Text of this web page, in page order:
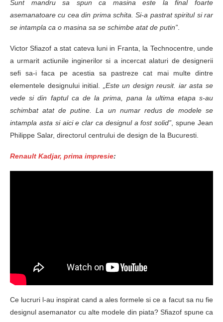
Sunt mandru sa spun ca masina este la final foarte
asemanatoare cu cea din prima schita. Si-a pastrat spiritul si rar
se intampla ca o masina sa se schimbe atat de putin”.
Victor Sfiazof a stat cateva luni in Franta, la Technocentre, unde
a urmarit actiunile inginerilor si a incercat alaturi de designerii
sefi sa-i faca pe acestia sa pastreze cat mai multe dintre
elementele designului initial. „Este un design reusit. iar asta se
vede si din faptul ca de la prima, pana la ultima etapa s-au
schimbat atat de putine. La un numar redus de modele se
intampla asta si aici e clar ca designul a fost solid”, spune Jean
Philippe Salar, directorul centrului de design de la Bucuresti.
Renault Kadjar, prima impresie:
Ce lucruri l-au inspirat cand a ales formele si ce a facut sa nu fie
designul asemanator cu alte modele din piata? Sfiazof spune ca